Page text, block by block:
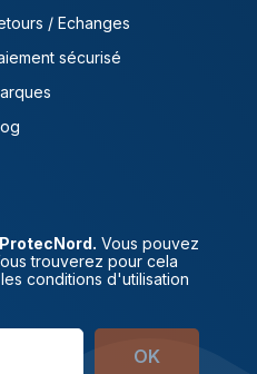
/ Echanges
sécurisé
Vous pouvez
trouverez pour cela
conditions d'utilisation
OK